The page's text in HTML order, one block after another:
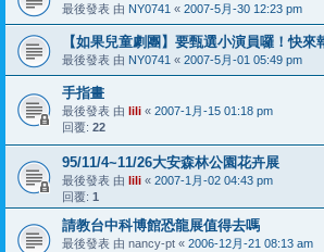
最後發表 由 NY0741 « 2007-5月-30 12:23 pm
【如果兒童劇團】要甄選小演員囉！快來
最後發表 由 NY0741 « 2007-5月-01 05:49 pm
手指畫
最後發表 由 lili « 2007-1月-15 01:18 pm
回覆: 22
95/11/4~11/26大安森林公園花卉展
最後發表 由 lili « 2007-1月-02 04:43 pm
回覆: 1
請教台中科博館恐龍展值得去嗎
最後發表 由 nancy-pt « 2006-12月-21 08:13 am